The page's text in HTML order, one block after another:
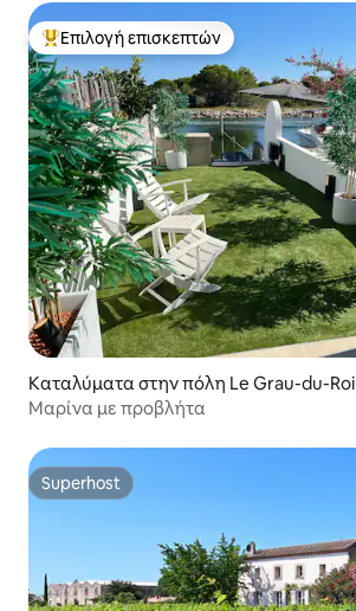
Κορυφαία επιλογή επισκεπτών
Επιλογή επισκεπτών
Καταλύματα στην πόλη Le Grau-du-Roi
Μαρίνα με προβλήτα
Superhost
Superhost